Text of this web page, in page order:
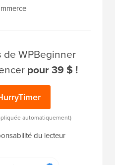
WPBeginner
pour 39 $ !
automatiquement)
du lecteur